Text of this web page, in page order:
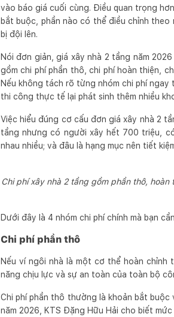
vào báo giá cuối cùng. Điều quan trọng
bắt buộc, phần nào có thể điều chỉnh theo
bị đội lên.
Nói đơn giản, giá xây nhà 2 tầng năm
gồm chi phí phần thô, chi phí hoàn thiện,
Nếu không tách rõ từng nhóm chi phí
thi công thực tế lại phát sinh thêm nhiều
Việc hiểu đúng cơ cấu đơn giá xây nhà 2
tầng nhưng có người xây hết 700 triệu,
nhau nhiều; và đâu là hạng mục nên tiết
Chi phí xây nhà 2 tầng gồm phần thô,
Dưới đây là 4 nhóm chi phí chính mà bạn
Chi phí phần thô
Nếu ví ngôi nhà là một cơ thể hoàn chỉnh
năng chịu lực và sự an toàn của toàn bộ
Chi phí phần thô thường là khoản bắt
năm 2026, KTS Đặng Hữu Hải cho biết